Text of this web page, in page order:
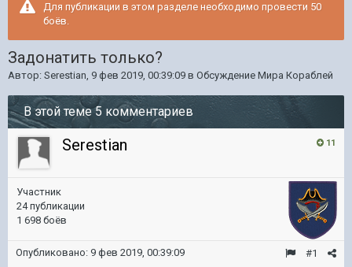
Для публикации в этом разделе необходимо провести 50
боёв.
Задонатить только?
Автор: Serestian, 9 фев 2019, 00:39:09 в Обсуждение Мира Кораблей
В этой теме 5 комментариев
11
Serestian
Участник
24 публикации
1 698 боёв
#1
Опубликовано: 9 фев 2019, 00:39:09